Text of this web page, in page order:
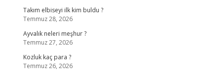
Takım elbiseyi ilk kim buldu ?
Temmuz 28, 2026
Ayvalık neleri meşhur ?
Temmuz 27, 2026
Kozluk kaç para ?
Temmuz 26, 2026